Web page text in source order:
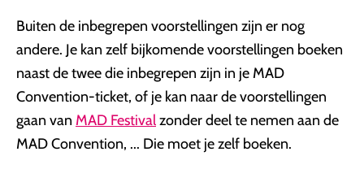
Buiten de inbegrepen voorstellingen zijn er nog
andere. Je kan zelf bijkomende voorstellingen boeken
naast de twee die inbegrepen zijn in je MAD
Convention-ticket, of je kan naar de voorstellingen
gaan van MAD Festivalzonder deel te nemen aan de
MAD Convention, ... Die moet je zelf boeken.